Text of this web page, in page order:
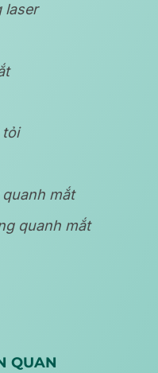
laser
tỏi
mắt
quanh mắt
QUAN